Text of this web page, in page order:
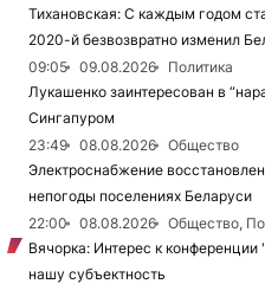
Тихановская: С каждым годом
2020-й безвозвратно изменил
09:05
09.08.2026
Политика
Лукашенко заинтересован в
Сингапуром
23:49
08.08.2026
Общество
Электроснабжение
непогоды поселениях Беларуси
22:00
08.08.2026
Общество,
Вячорка: Интерес к
нашу субъектность